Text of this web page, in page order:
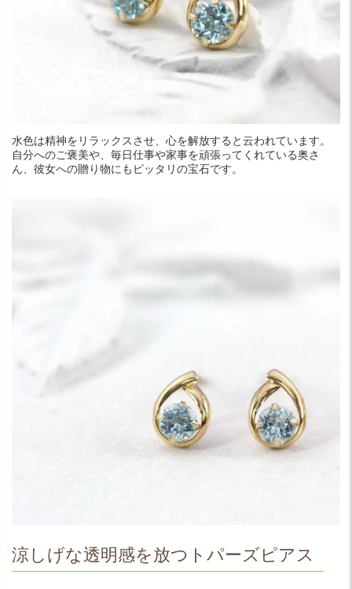
水色は精神をリラックスさせ、心を解放すると云われています。
自分へのご褒美や、毎日仕事や家事を頑張ってくれている奥さ
ん、彼女への贈り物にもピッタリの宝石です。
涼しげな透明感を放つトパーズピアス